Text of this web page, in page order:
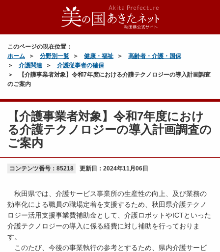
このページの現在位置：
ホーム
分野別一覧 健康・福祉
高齢者・介護・国保
介護関連
介護従事者の確保
【介護事業者対象】令和7年度における介護テクノロジーの導入計画調査
のご案内
【介護事業者対象】令和7年度におけ
る介護テクノロジーの導入計画調査の
ご案内
コンテンツ番号：85218 更新日： 2024年11月06日
秋田県では、介護サービス事業所の生産性の向上、及び業務の
効率化による職員の職場定着を支援するため、秋田県介護テクノ
ロジー活用支援事業費補助金として、介護ロボットやICTといった
介護テクノロジーの導入に係る経費に対し補助を行っておりま
す。
このたび、今後の事業執行の参考とするため、県内介護サービ